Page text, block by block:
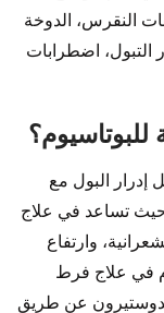
النقرس، الدوخة
اضطرابات
إدرار البول مع
حيث تساعد في علاج
وارتفاع
في علاج فرط
عن طريق